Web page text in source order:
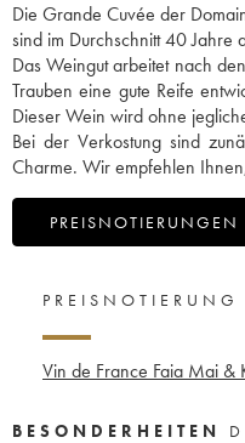
Die Grande Cuvée der
sind im Durchschnitt 40 Jahre
Das Weingut arbeitet nach
Trauben eine gute Reife
Dieser Wein wird ohne
Bei der Verkostung sind
Charme. Wir empfehlen
Vin de France Faia Mai &
BESONDERHEITEN